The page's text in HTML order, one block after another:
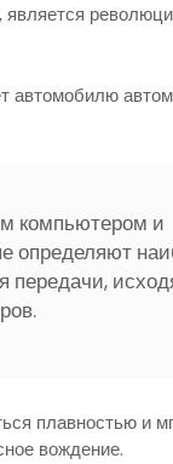
является
автомобилю
компьютером и
определяют
плавностью и
вождение.